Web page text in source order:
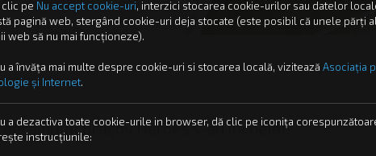
Brașov Heroes s-au încheiat.
clic pe Nu accept cookie-uri, interzici stocarea cookie-urilor sau datelor
pagină web, stergând cookie-uri deja stocate (este posibil că unele părți
web să nu mai funcționeze).
a învăța mai multe despre cookie-uri si stocarea locală, vizitează Asociația
și Internet.
a dezactiva toate cookie-urile in browser, dă clic pe iconița
instrucțiunile: